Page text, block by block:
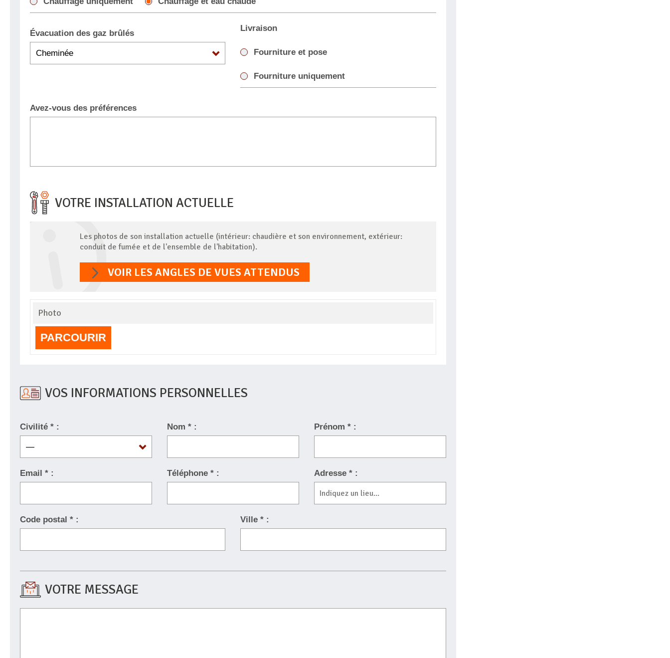
Évacuation des gaz brûlés
Livraison
Fourniture et pose
Fourniture uniquement
Avez-vous des préférences
VOTRE INSTALLATION ACTUELLE
Les photos de son installation actuelle (intérieur: chaudière et son environnement, extérieur:
conduit de fumée et de l'ensemble de l'habitation).
VOIR LES ANGLES DE VUES ATTENDUS
la chaudière et son
Extérieur : le conduit de fumée et de
l'ensemble de l'habitation
Photo
PARCOURIR
VOS INFORMATIONS PERSONNELLES
Civilité * : Nom * : Prénom * :
Email * : Téléphone * : Adresse * :
Code postal * : Ville * :
VOTRE MESSAGE